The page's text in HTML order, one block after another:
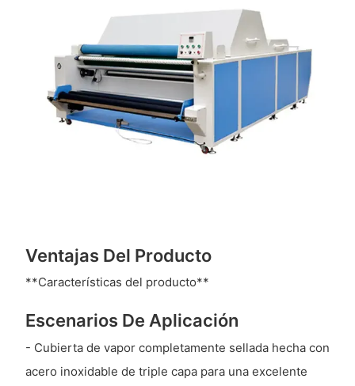
Ventajas Del Producto
**Características del producto**
Escenarios De Aplicación
- Cubierta de vapor completamente sellada hecha con
acero inoxidable de triple capa para una excelente